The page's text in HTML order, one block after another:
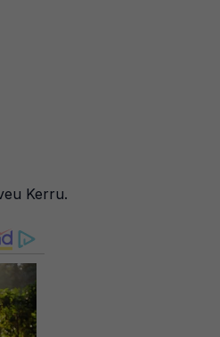
Kerru.